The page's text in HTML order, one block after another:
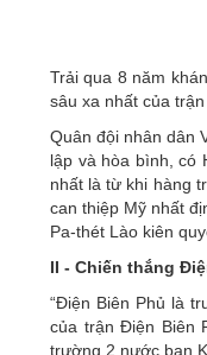
Trải qua 8 năm
sâu xa nhất của
Quân đội nhân dân
lập và hòa bình, có
nhất là từ khi hàng
can thiệp Mỹ nhất
Pa-thét Lào kiên
II - Chiến thắng
“Điện Biên Phủ là
của trận Điện Biên
trường 2 nước bạn